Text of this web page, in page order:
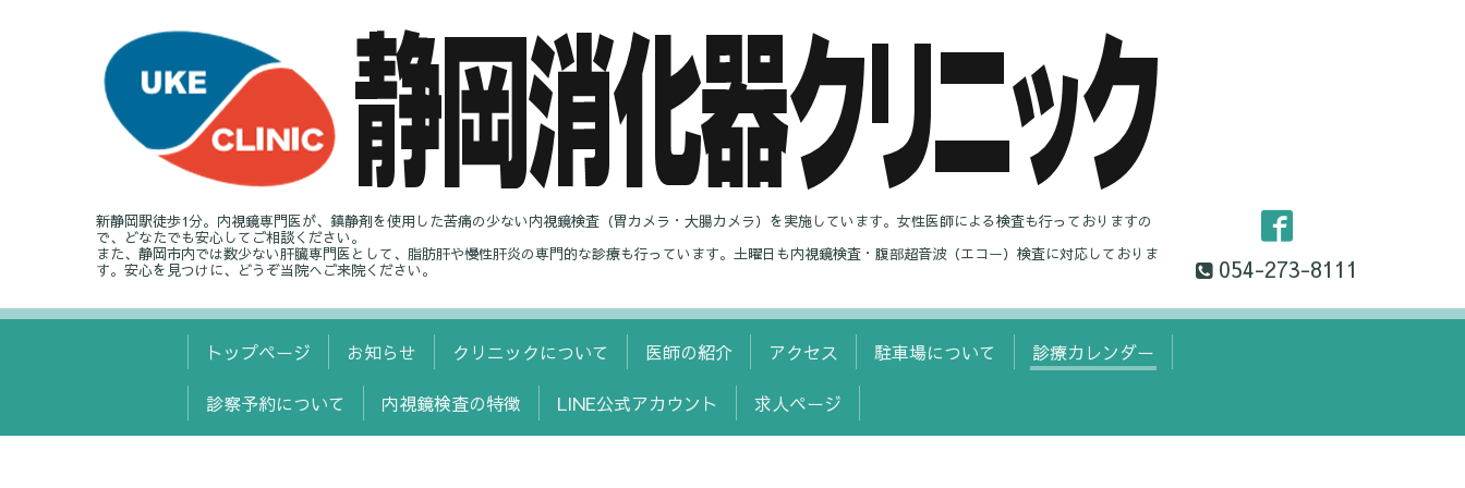
新静岡駅徒歩1分。内視鏡専門医が、鎮静剤を使用した苦痛の少ない内視鏡検査（胃カメラ・大腸カメラ）を実施しています。女性医師による検査も行っておりますの
で、どなたでも安心してご相談ください。
また、静岡市内では数少ない肝臓専門医として、脂肪肝や慢性肝炎の専門的な診療も行っています。土曜日も内視鏡検査・腹部超音波（エコー）検査に対応しておりま
す。安心を見つけに、どうぞ当院へご来院ください。
054-273-8111
トップページ お知らせ クリニックについて 医師の紹介 アクセス 駐車場について 診療カレンダー
診察予約について 内視鏡検査の特徴 LINE公式アカウント 求人ページ